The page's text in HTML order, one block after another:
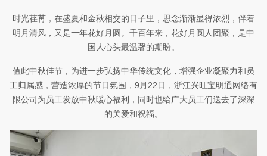
时光荏苒，在盛夏和金秋相交的日子里，思念渐渐显得浓烈，伴着
明月清风，又是一年花好月圆。千百年来，花好月圆人团聚，是中
国人心头最温馨的期盼。
值此中秋佳节，为进一步弘扬中华传统文化，增强企业凝聚力和员
工归属感，营造浓厚的节日氛围， 9 月 22日，浙江兴旺宝明通网络有
限公司为员工发放中秋暖心福利，同时也给广大员工们送去了深深
的关爱和祝福。